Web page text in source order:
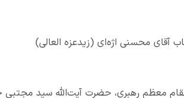
محسنی اژه‌ای (زیدعزه العالی)
معظم رهبری، حضرت آیت‌الله سید مجتبی